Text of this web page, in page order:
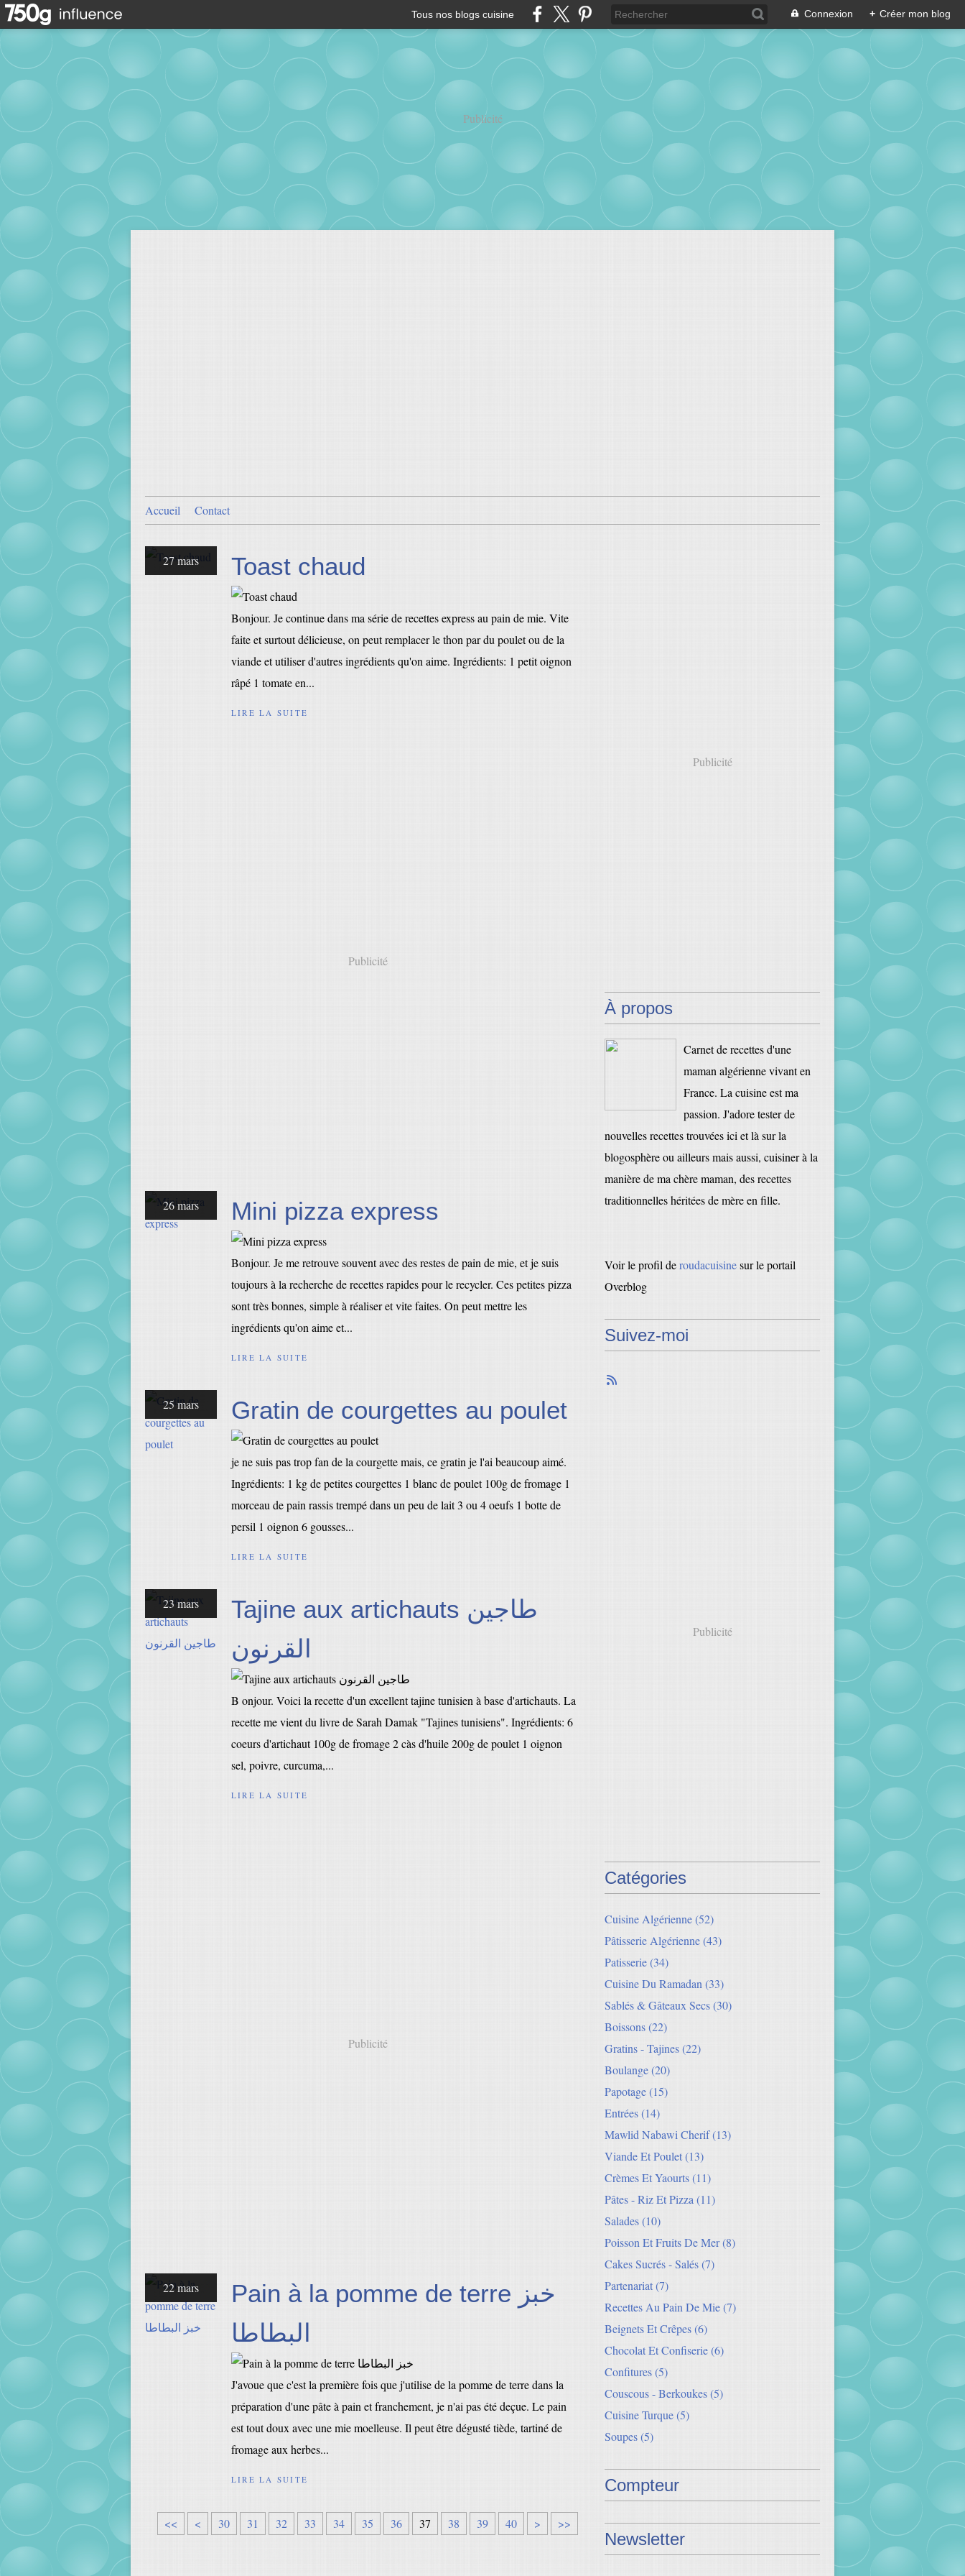
Tous nos blogs cuisine Connexion + Créer mon blog
Publicité
Accueil Contact
27 mars Toast chaud
Bonjour. Je continue dans ma série de recettes express au pain de mie. Vite
faite et surtout délicieuse, on peut remplacer le thon par du poulet ou de la
viande et utiliser d'autres ingrédients qu'on aime. Ingrédients: 1 petit oignon
râpé 1 tomate en...
LIRE LA SUITE
Publicité
26 mars Mini pizza express
Bonjour. Je me retrouve souvent avec des restes de pain de mie, et je suis
toujours à la recherche de recettes rapides pour le recycler. Ces petites pizza
sont très bonnes, simple à réaliser et vite faites. On peut mettre les
ingrédients qu'on aime et...
LIRE LA SUITE
25 mars Gratin de courgettes au poulet
je ne suis pas trop fan de la courgette mais, ce gratin je l'ai beaucoup aimé.
Ingrédients: 1 kg de petites courgettes 1 blanc de poulet 100g de fromage 1
morceau de pain rassis trempé dans un peu de lait 3 ou 4 oeufs 1 botte de
persil 1 oignon 6 gousses...
LIRE LA SUITE
23 mars
Tajine aux artichauts طاجين
القرنون
B onjour. Voici la recette d'un excellent tajine tunisien à base d'artichauts. La
recette me vient du livre de Sarah Damak "Tajines tunisiens". Ingrédients: 6
coeurs d'artichaut 100g de fromage 2 càs d'huile 200g de poulet 1 oignon
sel, poivre, curcuma,...
LIRE LA SUITE
Publicité
22 mars
Pain à la pomme de terre خبز
البطاطا
J'avoue que c'est la première fois que j'utilise de la pomme de terre dans la
préparation d'une pâte à pain et franchement, je n'ai pas été deçue. Le pain
est tout doux avec une mie moelleuse. Il peut être dégusté tiède, tartiné de
fromage aux herbes...
LIRE LA SUITE
<< <
1
2
30 31 32 33 34 35 36 37 38 39 40
5
6
7
> >>
Publicité
À propos
Carnet de recettes d'une
maman algérienne vivant en
France. La cuisine est ma
passion. J'adore tester de
nouvelles recettes trouvées ici et là sur la
blogosphère ou ailleurs mais aussi, cuisiner à la
manière de ma chère maman, des recettes
traditionnelles héritées de mère en fille.
Voir le profil deroudacuisinesur le portail
Overblog
Suivez-moi
Publicité
Catégories
Cuisine Algérienne(52)
Pâtisserie Algérienne(43)
Patisserie(34)
Cuisine Du Ramadan (33)
Sablés & Gâteaux Secs(30)
Boissons(22)
Gratins - Tajines(22)
Boulange(20)
Papotage(15)
Entrées(14)
Mawlid Nabawi Cherif(13)
Viande Et Poulet(13)
Crèmes Et Yaourts(11)
Pâtes - Riz Et Pizza (11)
Salades(10)
Poisson Et Fruits De Mer(8)
Cakes Sucrés - Salés(7)
Partenariat(7)
Recettes Au Pain De Mie(7)
Beignets Et Crêpes(6)
Chocolat Et Confiserie(6)
Confitures(5)
Couscous - Berkoukes(5)
Cuisine Turque(5)
Soupes(5)
Compteur
Newsletter